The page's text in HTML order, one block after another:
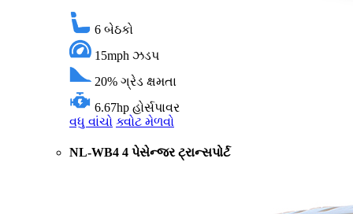
6 બેઠકો
15mph ઝડપ
20% ગ્રેડ ક્ષમતા
6.67hp હોર્સપાવર
વધુ વાંચો ક્વોટ મેળવો
NL-WB4 4 પેસેન્જર ટ્રાન્સપોર્ટ